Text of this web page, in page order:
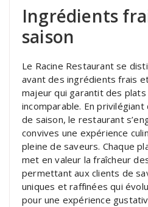
Ingrédients
saison
Le Racine Restaurant se
avant des ingrédients frais
majeur qui garantit des plats
incomparable. En
de saison, le restaurant
convives une expérience
pleine de saveurs. Chaque
met en valeur la fraîcheur
permettant aux clients de
uniques et raffinées qui
pour une expérience